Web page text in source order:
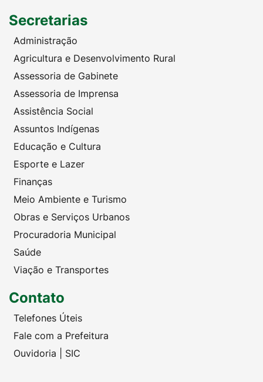
Secretarias
Administração
Agricultura e Desenvolvimento Rural
Assessoria de Gabinete
Assessoria de Imprensa
Assistência Social
Assuntos Indígenas
Educação e Cultura
Esporte e Lazer
Finanças
Meio Ambiente e Turismo
Obras e Serviços Urbanos
Procuradoria Municipal
Saúde
Viação e Transportes
Contato
Telefones Úteis
Fale com a Prefeitura
Ouvidoria | SIC